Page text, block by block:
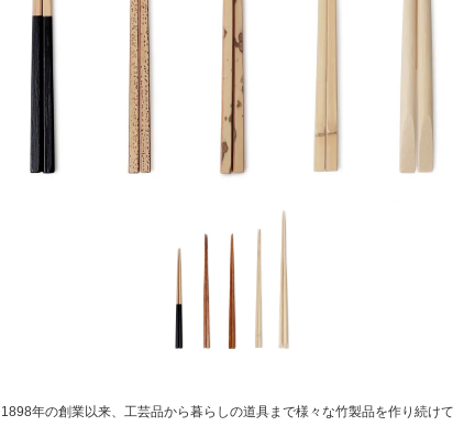
1898年の創業以来、工芸品から暮らしの道具まで様々な竹製品を作り続けて